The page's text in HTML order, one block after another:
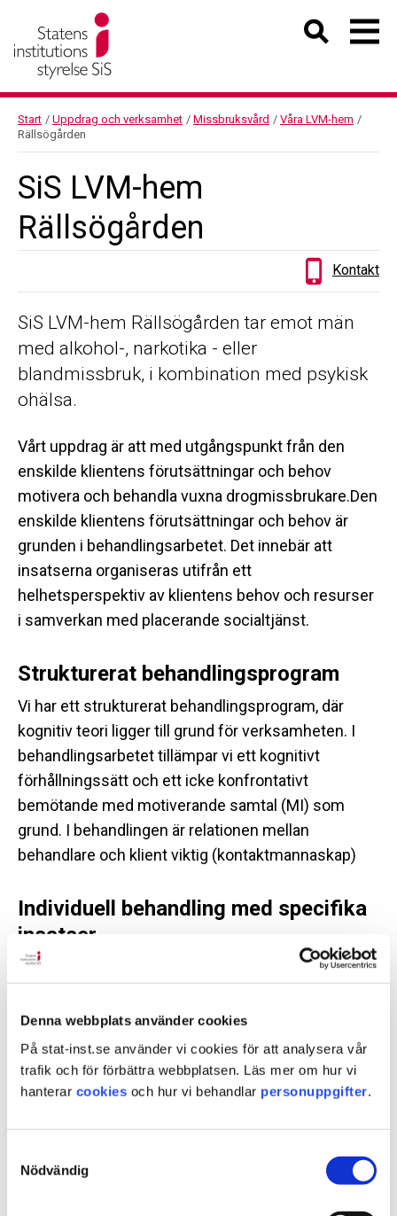
Denna webbplats använder cookies
På stat-inst.se använder vi cookies för att analysera vår
trafik och för förbättra webbplatsen. Läs mer om hur vi
hanterar cookies och hur vi behandlar personuppgifter.
Nödvändig
Start / Uppdrag och verksamhet / Missbruksvård / Våra LVM-hem /
Rällsögården
SiS LVM-hem
Rällsögården
Kontakt
SiS LVM-hem Rällsögården tar emot män
med alkohol-, narkotika - eller
blandmissbruk, i kombination med psykisk
ohälsa.
Vårt uppdrag är att med utgångspunkt från den
enskilde klientens förutsättningar och behov
motivera och behandla vuxna drogmissbrukare.Den
enskilde klientens förutsättningar och behov är
grunden i behandlingsarbetet. Det innebär att
insatserna organiseras utifrån ett
helhetsperspektiv av klientens behov och resurser
i samverkan med placerande socialtjänst.
Strukturerat behandlingsprogram
Vi har ett strukturerat behandlingsprogram, där
kognitiv teori ligger till grund för verksamheten. I
behandlingsarbetet tillämpar vi ett kognitivt
förhållningssätt och ett icke konfrontativt
bemötande med motiverande samtal (MI) som
grund. I behandlingen är relationen mellan
behandlare och klient viktig (kontaktmannaskap)
Individuell behandling med specifika
insatser
Klienterna erbjuds individuell behandling där olika
MI-samtal
psykologsamtal
återfallsprevention
missbrukskartläggning